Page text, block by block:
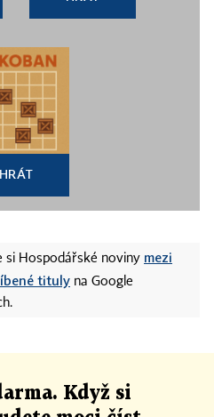
HRÁT
si Hospodářské noviny mezi
tituly na Google
Když si